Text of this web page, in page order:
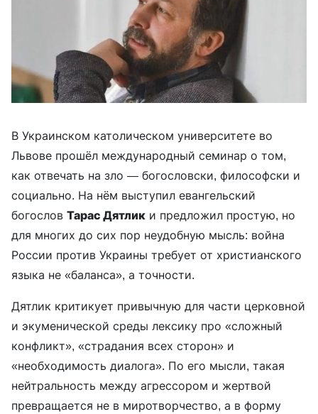
В Украинском католическом университете во
Львове прошёл международный семинар о том,
как отвечать на зло — богословски, философски и
социально. На нём выступил евангельский
богослов Тарас Дятлик и предложил простую, но
для многих до сих пор неудобную мысль: война
России против Украины требует от христианского
языка не «баланса», а точности.
Дятлик критикует привычную для части церковной
и экуменической среды лексику про «сложный
конфликт», «страдания всех сторон» и
«необходимость диалога». По его мысли, такая
нейтральность между агрессором и жертвой
превращается не в миротворчество, а в форму